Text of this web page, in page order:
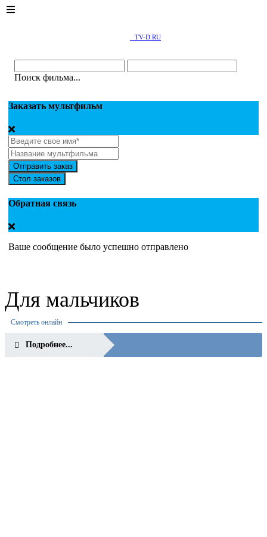
TV-D.RU
Поиск фильма...
Заказать мультфильм
Отправить заказ
Стол заказов
Обратная связь
Ваше сообщение было успешно отправлено
Для мальчиков
Смотреть онлайн
Подробнее...